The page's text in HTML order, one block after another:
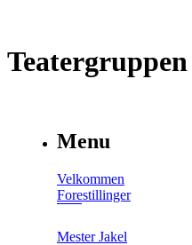
Menu
Velkommen
Forestillinger
Mester Jakel